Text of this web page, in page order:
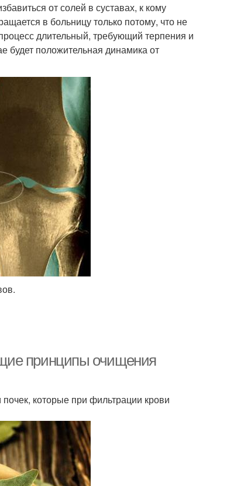
от солей в суставах, к кому
в больницу только потому, что не
длительный, требующий терпения и
будет положительная динамика от
принципы очищения
которые при фильтрации крови